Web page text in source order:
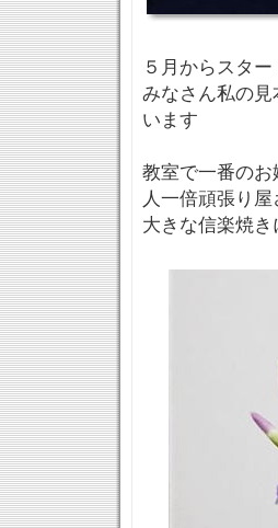
５月からスタ
みなさん私の
います
教室で一番の
人一倍頑張り
大きな信楽焼